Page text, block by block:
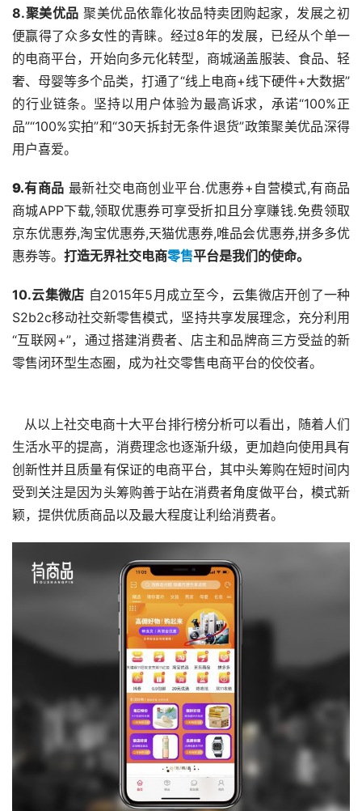
8.聚美优品 聚美优品依靠化妆品特卖团购起家，发展之初
便赢得了众多女性的青睐。经过8年的发展，已经从个单一
的电商平台，开始向多元化转型，商城涵盖服装、食品、轻
奢、母婴等多个品类，打通了“线上电商+线下硬件+大数据”
的行业链条。坚持以用户体验为最高诉求，承诺“100%正
品”“100%实拍”和“30天拆封无条件退货”政策聚美优品深得
用户喜爱。
9.有商品 最新社交电商创业平台.优惠券+自营模式,有商品
商城APP下载,领取优惠券可享受折扣且分享赚钱.免费领取
京东优惠券,淘宝优惠券,天猫优惠券,唯品会优惠券,拼多多优
惠券等。 打造无界社交电商零售平台是我们的使命。
10.云集微店 自2015年5月成立至今，云集微店开创了一种
S2b2c移动社交新零售模式，坚持共享发展理念，充分利用
“互联网+”，通过搭建消费者、店主和品牌商三方受益的新
零售闭环型生态圈，成为社交零售电商平台的佼佼者。
生活水平的提高，消费理念也逐渐升级，更加趋向使用具有
创新性并且质量有保证的电商平台，其中头筹购在短时间内
受到关注是因为头筹购善于站在消费者角度做平台，模式新
颖，提供优质商品以及最大程度让利给消费者。